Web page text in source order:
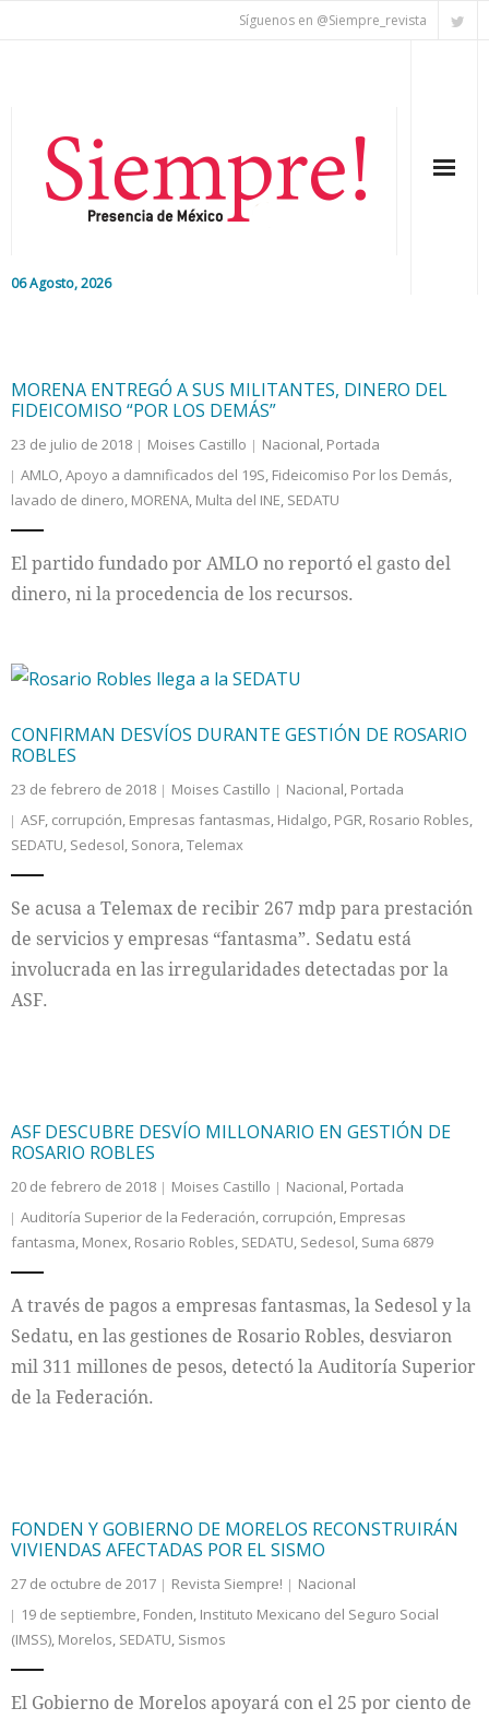
Síguenos en @Siempre_revista
06 Agosto, 2026
Colaboradores
Cultura
MORENA ENTREGÓ A SUS MILITANTES, DINERO DEL
FIDEICOMISO “POR LOS DEMÁS”
23 de julio de 2018 Moises Castillo Nacional, Portada
AMLO,Apoyo a damnificados del 19S, Fideicomiso Por los Demás,
lavado de dinero, MORENA, Multa del INE, SEDATU
El partido fundado por AMLO no reportó el gasto del
dinero, ni la procedencia de los recursos.
CONFIRMAN DESVÍOS DURANTE GESTIÓN DE ROSARIO
ROBLES
23 de febrero de 2018 Moises Castillo Nacional, Portada
ASF, corrupción, Empresas fantasmas, Hidalgo, PGR, Rosario Robles,
SEDATU, Sedesol, Sonora,Telemax
Se acusa a Telemax de recibir 267 mdp para prestación
de servicios y empresas “fantasma”. Sedatu está
involucrada en las irregularidades detectadas por la
ASF.
ASF DESCUBRE DESVÍO MILLONARIO EN GESTIÓN DE
ROSARIO ROBLES
20 de febrero de 2018 Moises Castillo Nacional, Portada
Auditoría Superior de la Federación, corrupción, Empresas
fantasma, Monex, Rosario Robles, SEDATU, Sedesol, Suma 6879
A través de pagos a empresas fantasmas, la Sedesol y la
Sedatu, en las gestiones de Rosario Robles, desviaron
mil 311 millones de pesos, detectó la Auditoría Superior
de la Federación.
FONDEN Y GOBIERNO DE MORELOS RECONSTRUIRÁN
VIVIENDAS AFECTADAS POR EL SISMO
27 de octubre de 2017 Revista Siempre!
Nacional
19 de septiembre, Fonden, Instituto Mexicano del Seguro Social
(IMSS), Morelos, SEDATU, Sismos
El Gobierno de Morelos apoyará con el 25 por ciento de